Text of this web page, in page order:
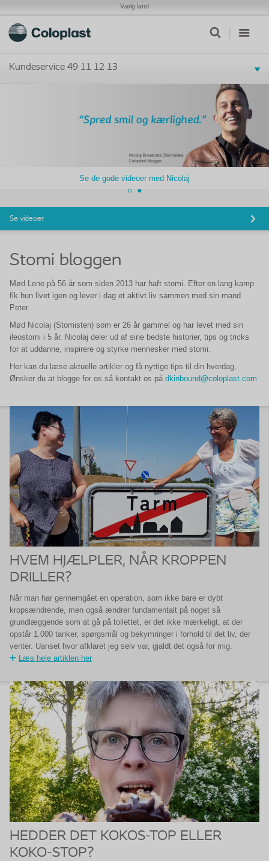
Vælg land
Kundeservice 49 11 12 13
Se de gode videoer med Nicolaj
Se videoer
Stomi bloggen
Mød Lene på 56 år som siden 2013 har haft stomi. Efter en lang kamp
fik hun livet igen og lever i dag et aktivt liv sammen med sin mand
Peter.
Mød Nicolaj (Stomisten) som er 26 år gammel og har levet med sin
ileostomi i 5 år. Nicolaj deler ud af sine bedste historier, tips og tricks
for at uddanne, inspirere og styrke mennesker med stomi.
Her kan du læse aktuelle artikler og få nyttige tips til din hverdag.
Ønsker du at blogge for os så kontakt os på dkinbound@coloplast.com
HVEM HJÆLPLER, NÅR KROPPEN
DRILLER?
Når man har gennemgået en operation, som ikke bare er dybt
kropsændrende, men også ændrer fundamentalt på noget så
grundlæggende som at gå på toilettet, er det ikke mærkeligt, at der
opstår 1.000 tanker, spørgsmål og bekymringer i forhold til det liv, der
venter. Uanset hvor afklaret jeg selv var, gjaldt det også for mig.
Læs hele artiklen her
HEDDER DET KOKOS-TOP ELLER
KOKO-STOP?